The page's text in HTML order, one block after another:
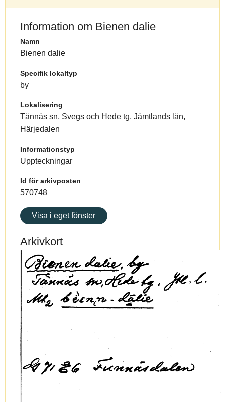
Information om Bienen dalie
Namn
Bienen dalie
Specifik lokaltyp
by
Lokalisering
Tännäs sn, Svegs och Hede tg, Jämtlands län,
Härjedalen
Informationstyp
Uppteckningar
Id för arkivposten
570748
Visa i eget fönster
Arkivkort